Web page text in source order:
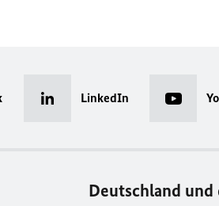
LinkedIn
Deutschland und